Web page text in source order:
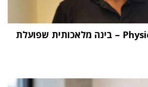
"העתיד הוא Physical AI – בינה מלאכותית שפועלת